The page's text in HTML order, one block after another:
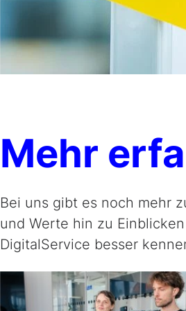
Mehr
Bei uns gibt es noch mehr
und Werte hin zu
DigitalService besser